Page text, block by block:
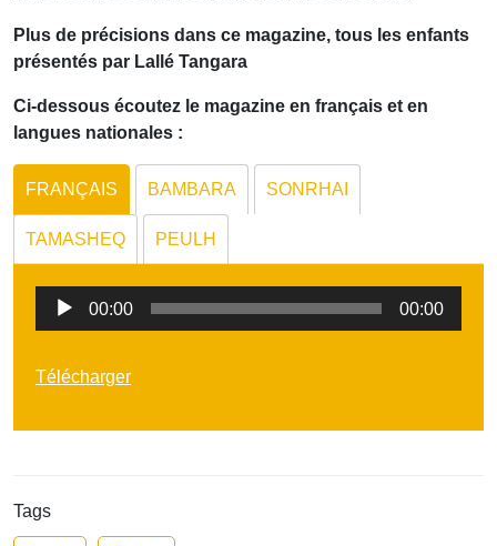
Plus de précisions dans ce magazine, tous les enfants
présentés par Lallé Tangara
Ci-dessous écoutez le magazine en français et en
langues nationales :
FRANÇAIS BAMBARA SONRHAI
TAMASHEQ PEULH
Lecteur
00:00 00:00
Télécharger
Tags